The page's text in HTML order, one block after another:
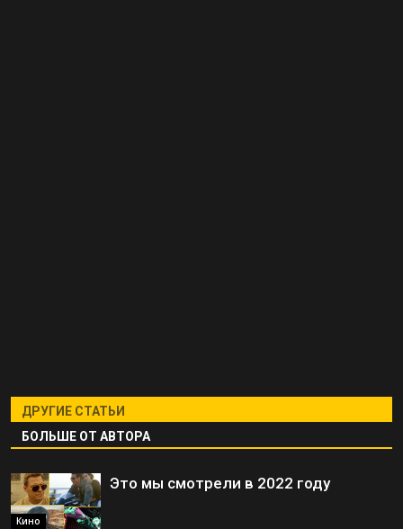
ДРУГИЕ СТАТЬИ
БОЛЬШЕ ОТ АВТОРА
Кино
Это мы смотрели в 2022 году